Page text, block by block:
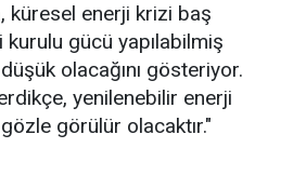
küresel enerji krizi baş
gücü yapılabilmiş
olacağını gösteriyor.
yenilenebilir enerji
görülür olacaktır."